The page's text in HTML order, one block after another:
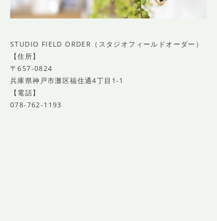
STUDIO FIELD ORDER（スタジオフィールドオーダー）
【住所】
〒657-0824
兵庫県神戸市灘区福住通4丁目1-1
【電話】
078-762-1193